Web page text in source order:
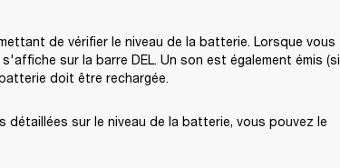
de vérifier le niveau de la batterie. Lorsque vous
sur la barre DEL. Un son est également émis (si
doit être rechargée.
sur le niveau de la batterie, vous pouvez le